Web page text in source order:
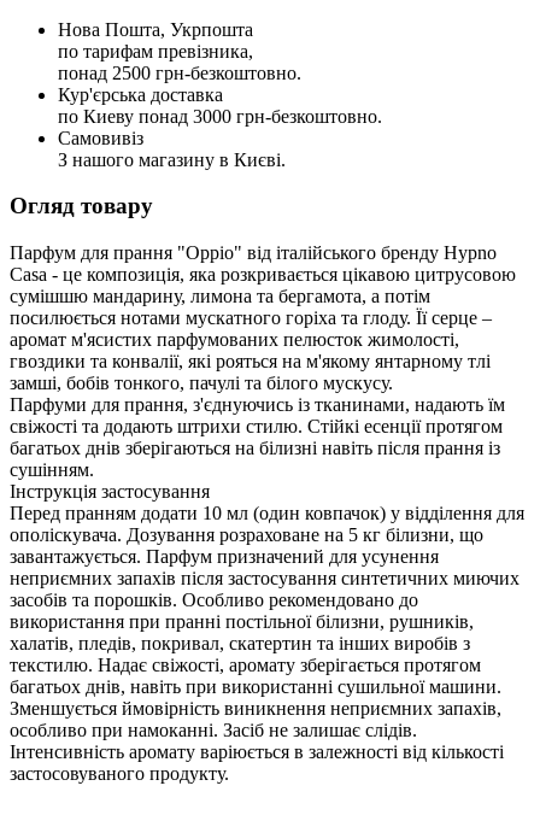
Нова Пошта, Укрпошта
по тарифам превізника,
понад 2500 грн-безкоштовно.
Кур'єрська доставка
по Киеву понад 3000 грн-безкоштовно.
Самовивіз
З нашого магазину в Києві.
Огляд товару
Парфум для прання "Oppio" від італійського бренду Hypno
Casa - це композиція, яка розкривається цікавою цитрусовою
сумішшю мандарину, лимона та бергамота, а потім
посилюється нотами мускатного горіха та глоду. Її серце –
аромат м'ясистих парфумованих пелюсток жимолості,
гвоздики та конвалії, які рояться на м'якому янтарному тлі
замші, бобів тонкого, пачулі та білого мускусу.
Парфуми для прання, з'єднуючись із тканинами, надають їм
свіжості та додають штрихи стилю. Стійкі есенції протягом
багатьох днів зберігаються на білизні навіть після прання із
сушінням.
Інструкція застосування
Перед пранням додати 10 мл (один ковпачок) у відділення для
ополіскувача. Дозування розраховане на 5 кг білизни, що
завантажується. Парфум призначений для усунення
неприємних запахів після застосування синтетичних миючих
засобів та порошків. Особливо рекомендовано до
використання при пранні постільної білизни, рушників,
халатів, пледів, покривал, скатертин та інших виробів з
текстилю. Надає свіжості, аромату зберігається протягом
багатьох днів, навіть при використанні сушильної машини.
Зменшується ймовірність виникнення неприємних запахів,
особливо при намоканні. Засіб не залишає слідів.
Інтенсивність аромату варіюється в залежності від кількості
застосовуваного продукту.